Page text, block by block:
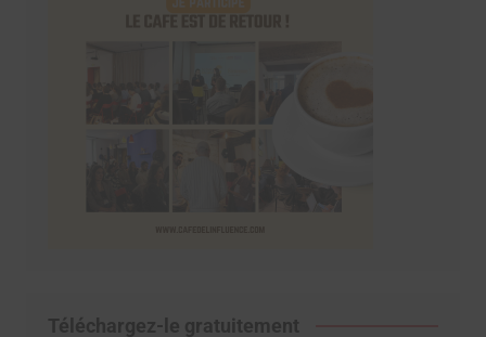
Téléchargez-le gratuitement